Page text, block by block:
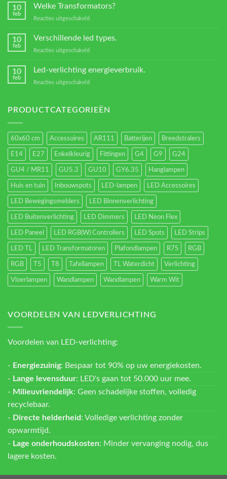
van
verlichting
10
feb
Welke Transformators?
Reacties uitgeschakeld
Transformators?
10
feb
Verschillende led types.
Reacties uitgeschakeld
led
10
feb
Led-verlichting energieverbruik.
Reacties uitgeschakeld
energieverbruik.
PRODUCTCATEGORIEËN
60x60 cm Accessoires AR111 Batterijen Breedstralers
E14 E27 Enkelkleurig Fittingen G4 G9 G24
GU4 / MR11 GU5.3 GU10 GY6.35 Hanglampen
Huis en tuin Inbouwspots LED-lampen LED Accessoires
LED Bewegingsmelders LED Binnenverlichting
LED Buitenverlichting LED Dimmers LED Neon Flex
LED Paneel LED RGB(W) Controllers LED Spots LED Strips
LED TL LED Transformatoren Plafondlampen R7S RGB
RGB T5 T8 Tafellampen TL Waterdicht Verlichting
Vloerlampen Wandlampen Wandlampen Warm Wit
VOORDELEN VAN LEDVERLICHTING
Voordelen van LED-verlichting:
- Energiezuinig: Bespaar tot 90% op uw energiekosten.
- Lange levensduur: LED's gaan tot 50.000 uur mee.
- Milieuvriendelijk: Geen schadelijke stoffen, volledig
recyclebaar.
- Directe helderheid : Volledige verlichting zonder
opwarmtijd.
- Lage onderhoudskosten: Minder vervanging nodig, dus
lagere kosten.